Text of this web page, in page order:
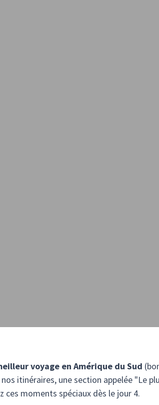
voyage en Amérique du Sud
itinéraires, une section appelée "Le
ces moments spéciaux dès le jour 4.